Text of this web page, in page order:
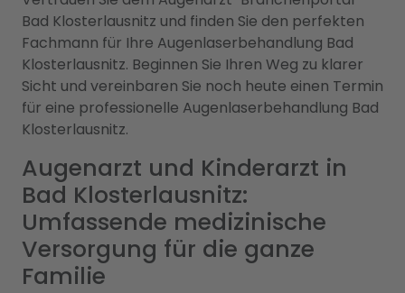
Bad Klosterlausnitz und finden Sie den perfekten
Fachmann für Ihre Augenlaserbehandlung Bad
Klosterlausnitz. Beginnen Sie Ihren Weg zu klarer
Sicht und vereinbaren Sie noch heute einen Termin
für eine professionelle Augenlaserbehandlung Bad
Klosterlausnitz.
Augenarzt und Kinderarzt in
Bad Klosterlausnitz:
Umfassende medizinische
Versorgung für die ganze
Familie